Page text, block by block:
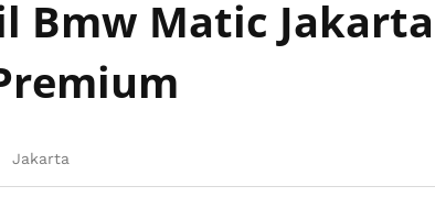
Bmw Matic Jakarta
Jakarta